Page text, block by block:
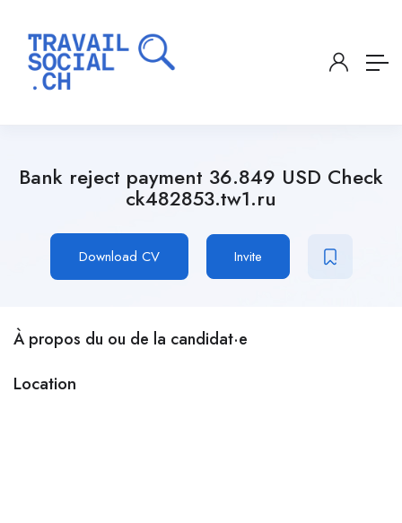
Bank reject payment 36.849 USD Check
ck482853.tw1.ru
Download CV Invite
À propos du ou de la candidat·e
Location